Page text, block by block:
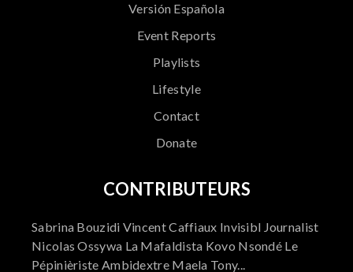
Versión Española
Event Reports
Playlists
Lifestyle
Contact
Donate
CONTRIBUTEURS
Sabrina Bouzidi Vincent Caffiaux Invisibl Journalist
Nicolas Ossywa La Mafaldista Kovo Nsondé Le
Pépinièriste Ambidextre Maela Tony...